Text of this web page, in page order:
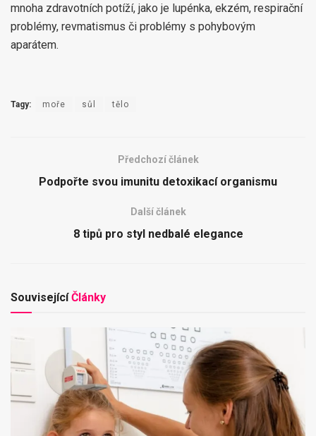
mnoha zdravotních potíží, jako je lupénka, ekzém, respirační
problémy, revmatismus či problémy s pohybovým
aparátem.
Tagy: moře sůl tělo
Předchozí článek
Podpořte svou imunitu detoxikací organismu
Další článek
8 tipů pro styl nedbalé elegance
SouvisejícíČlánky